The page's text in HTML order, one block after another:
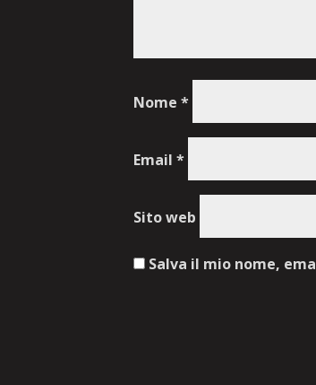
Nome*
Email*
Sito web
Salva il mio nome,